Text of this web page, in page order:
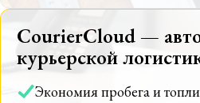
CourierCloud —
курьерской
Экономия пробега и